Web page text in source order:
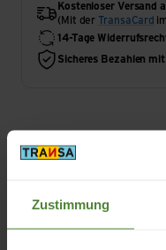
Zustimmung
Kostenloser Versand
(Mit der
TransaCard
14-Tage
Sicheres Bezahlen
Highlights
Aktivität